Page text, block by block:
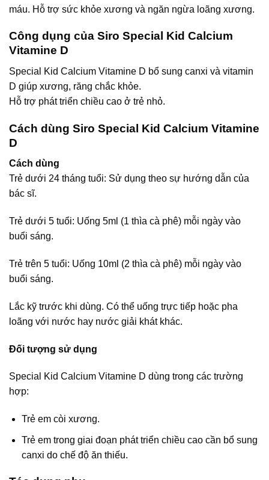
máu. Hỗ trợ sức khỏe xương và ngăn ngừa loãng xương.
Công dụng của Siro Special Kid Calcium
Vitamine D
Special Kid Calcium Vitamine D bổ sung canxi và vitamin
D giúp xương, răng chắc khỏe.
Hỗ trợ phát triển chiều cao ở trẻ nhỏ.
Cách dùng Siro Special Kid Calcium Vitamine
D
Cách dùng
Trẻ dưới 24 tháng tuổi: Sử dụng theo sự hướng dẫn của
bác sĩ.
Trẻ dưới 5 tuổi: Uống 5ml (1 thìa cà phê) mỗi ngày vào
buổi sáng.
Trẻ trên 5 tuổi: Uống 10ml (2 thìa cà phê) mỗi ngày vào
buổi sáng.
Lắc kỹ trước khi dùng. Có thể uống trực tiếp hoặc pha
loãng với nước hay nước giải khát khác.
Đối tượng sử dụng
Special Kid Calcium Vitamine D dùng trong các trường
hợp:
Trẻ em còi xương.
Trẻ em trong giai đoạn phát triển chiều cao cần bổ sung
canxi do chế độ ăn thiếu.